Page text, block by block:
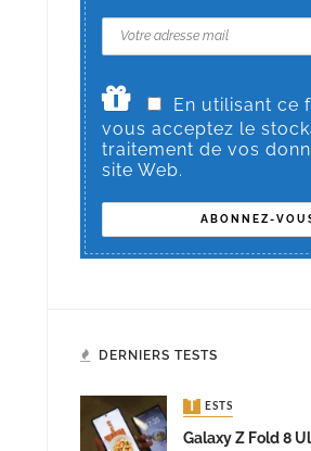
En utilisant ce
vous acceptez le
traitement de vos
site Web.
DERNIERS TESTS
TESTS
Galaxy Z Fold 8